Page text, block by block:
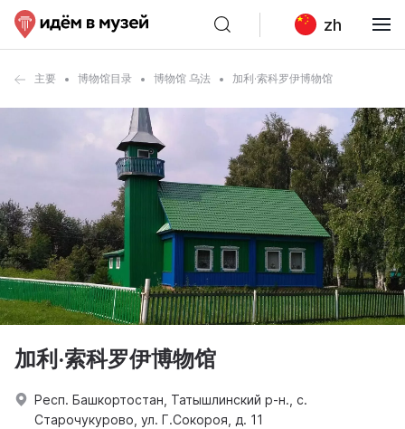
zh
主要 博物馆目录 博物馆 乌法 加利·索科罗伊博物馆
加利·索科罗伊博物馆
Респ. Башкортостан, Татышлинский р-н., с.
Старочукурово, ул. Г.Сокороя, д. 11